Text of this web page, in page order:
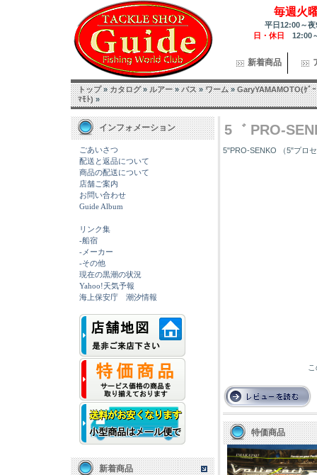
毎週火
平日12:00～
日・休日 12:00
新着商品
トップ»カタログ»ルアー»バス»ワーム»GaryYAMAMOTO(ｹﾞ
ﾏﾓﾄ)»
インフォメーション
ごあいさつ
配送と返品について
商品の配送について
店舗ご案内
お問い合わせ
Guide Album
リンク集
-船宿
-メーカー
-その他
現在の黒潮の状況
Yahoo!天気予報
海上保安庁 潮汐情報
新着商品
5゛ PRO-
5"PRO-SENKO （5"プロ
特価商品